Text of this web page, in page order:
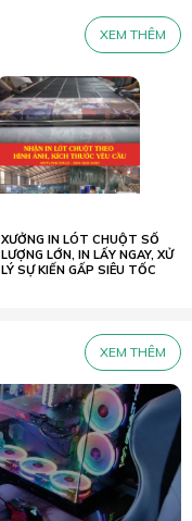
XEM THÊM
XƯỞNG IN LÓT CHUỘT SỐ
LƯỢNG LỚN, IN LẤY NGAY, XỬ
LÝ SỰ KIẾN GẤP SIÊU TỐC
XEM THÊM